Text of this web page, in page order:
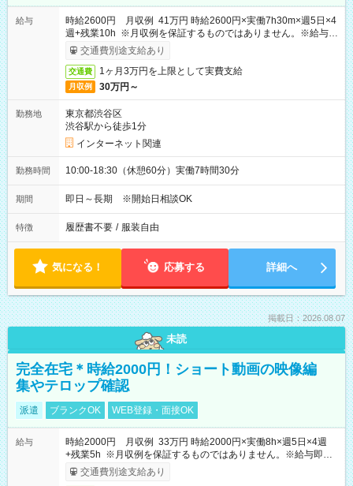
給与
時給2600円 月収例 41万円 時給2600円×実働7h30m×週5日×4
週+残業10h ※月収例を保証するものではありません。※給与即
受取りサービス利用可（利用条件有）
交通費別途支給あり
交通費 1ヶ月3万円を上限として実費支給
月収例 30万円～
勤務地
東京都渋谷区
渋谷駅から徒歩1分
インターネット関連
勤務時間 10:00-18:30（休憩60分）実働7時間30分
期間 即日～長期 ※開始日相談OK
特徴 履歴書不要 / 服装自由
気になる！ 応募する 詳細へ
掲載日：2026.08.07
未読
完全在宅＊時給2000円！ショート動画の映像編
集やテロップ確認
派遣 ブランクOK WEB登録・面接OK
給与
時給2000円 月収例 33万円 時給2000円×実働8h×週5日×4週
+残業5h ※月収例を保証するものではありません。※給与即受
取りサービス利用可（利用条件有）
交通費別途支給あり